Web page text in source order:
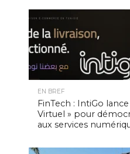
EN BREF
FinTech : IntiGo lance
Virtuel » pour
aux services